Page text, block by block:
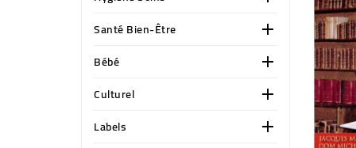
Santé Bien-Être 
Bébé 
Culturel 
Labels 